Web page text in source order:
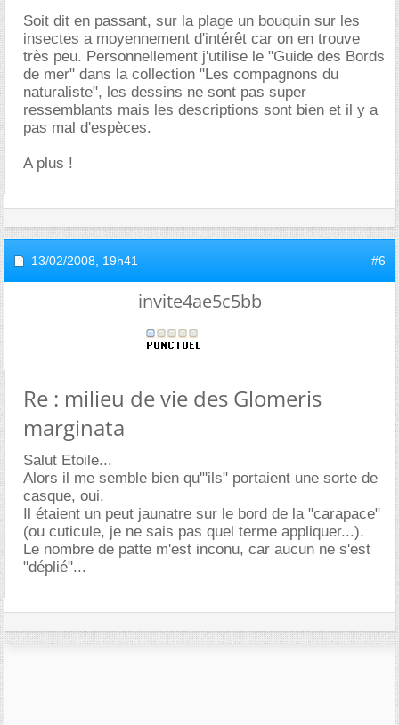
Soit dit en passant, sur la plage un bouquin sur les
insectes a moyennement d'intérêt car on en trouve
très peu. Personnellement j'utilise le "Guide des Bords
de mer" dans la collection "Les compagnons du
naturaliste", les dessins ne sont pas super
ressemblants mais les descriptions sont bien et il y a
pas mal d'espèces.
A plus !
13/02/2008, 19h41 #6
invite4ae5c5bb
Re : milieu de vie des Glomeris
marginata
Salut Etoile...
Alors il me semble bien qu'"ils" portaient une sorte de
casque, oui.
Il étaient un peut jaunatre sur le bord de la "carapace"
(ou cuticule, je ne sais pas quel terme appliquer...).
Le nombre de patte m'est inconu, car aucun ne s'est
"déplié"...